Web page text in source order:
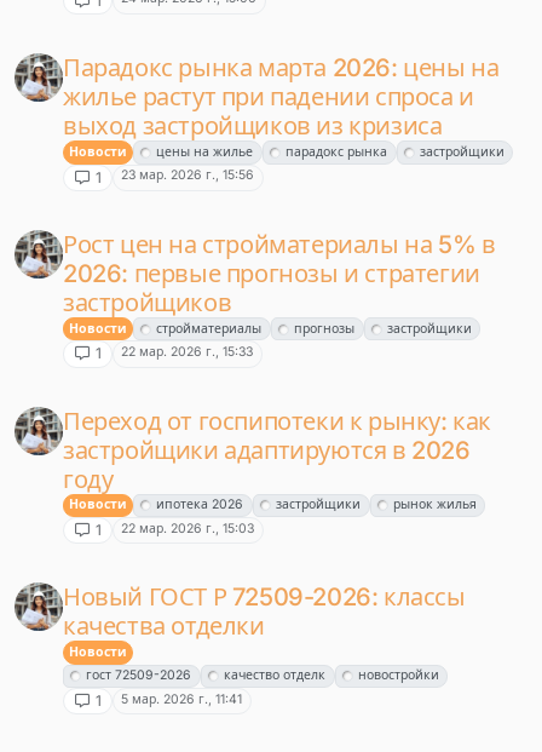
Парадокс рынка марта 2026: цены на
жилье растут при падении спроса и
выход застройщиков из кризиса
Новости цены на жилье парадокс рынка застройщики
1 23 мар. 2026 г., 15:56
Рост цен на стройматериалы на 5% в
2026: первые прогнозы и стратегии
застройщиков
Новости стройматериалы прогнозы застройщики
1 22 мар. 2026 г., 15:33
Переход от госпипотеки к рынку: как
застройщики адаптируются в 2026
году
Новости ипотека 2026 застройщики рынок жилья
1 22 мар. 2026 г., 15:03
Новый ГОСТ Р 72509-2026: классы
качества отделки
Новости
гост 72509-2026
качество отделк новостройки
1 5 мар. 2026 г., 11:41